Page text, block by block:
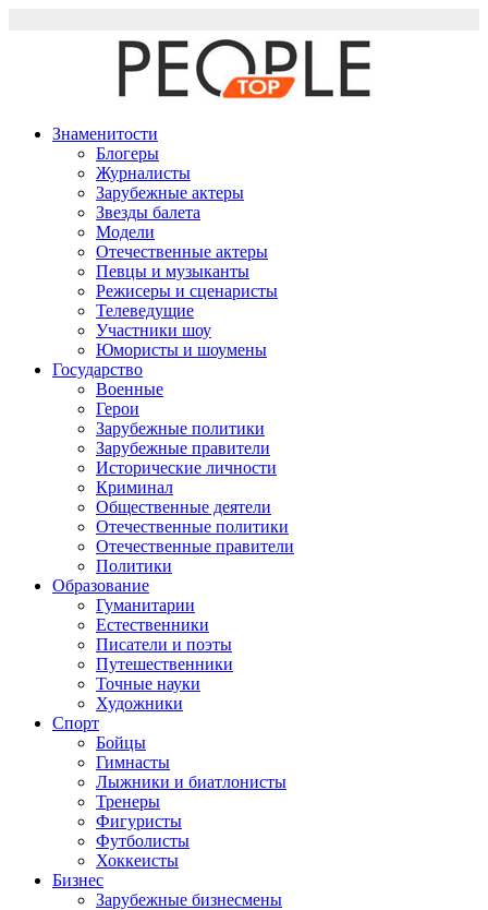
Знаменитости
Блогеры
Журналисты
Зарубежные актеры
Звезды балета
Модели
Отечественные актеры
Певцы и музыканты
Режисеры и сценаристы
Телеведущие
Участники шоу
Юмористы и шоумены
Государство
Военные
Герои
Зарубежные политики
Зарубежные правители
Исторические личности
Криминал
Общественные деятели
Отечественные политики
Отечественные правители
Политики
Образование
Гуманитарии
Естественники
Писатели и поэты
Путешественники
Точные науки
Художники
Спорт
Бойцы
Гимнасты
Лыжники и биатлонисты
Тренеры
Фигуристы
Футболисты
Хоккеисты
Бизнес
Зарубежные бизнесмены